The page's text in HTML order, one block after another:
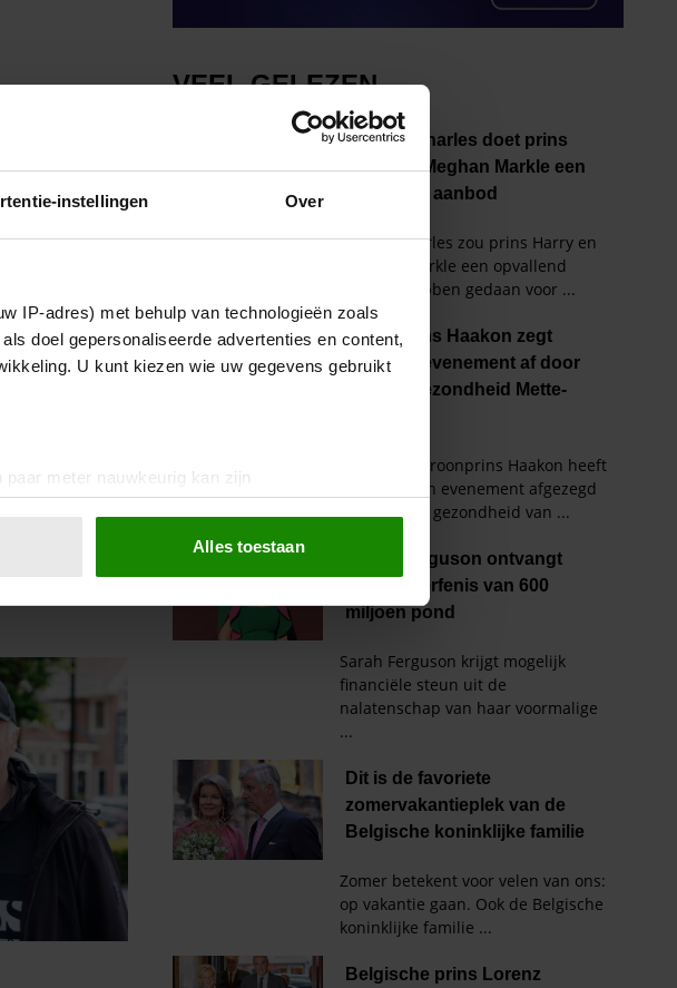
instellingen Over
IP-adres) met behulp van technologieën zoals
doel gepersonaliseerde advertenties en content,
U kunt kiezen wie uw gegevens gebruikt
meter nauwkeurig kan zijn
eigenschappen (fingerprinting)
functies voor social media te bieden en om ons
van onze site met onze partners voor social
met andere informatie die u aan ze heeft
services. U gaat akkoord met onze cookies als u
Alles toestaan